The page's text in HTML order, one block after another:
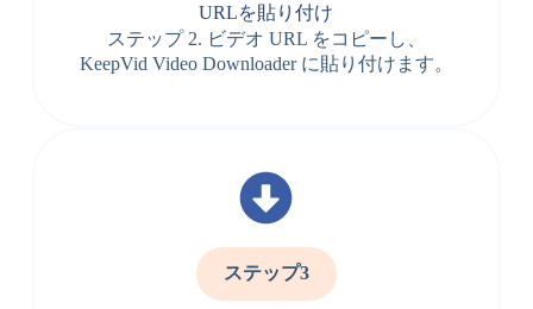
URLを貼り付け
ステップ 2. ビデオ URL をコピーし、
KeepVid Video Downloader に貼り付けます。
ステップ3